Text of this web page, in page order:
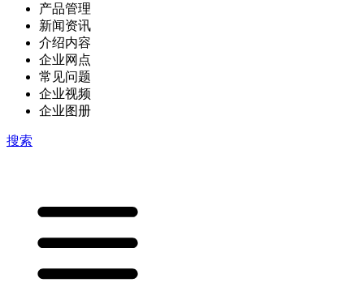
产品管理
新闻资讯
介绍内容
企业网点
常见问题
企业视频
企业图册
搜索